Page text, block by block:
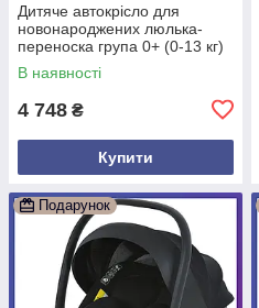
Дитяче автокрісло для
новонароджених люлька-
переноска група 0+ (0-13 кг)
El Camino ME 1110 i-FIX
Simply Gray
В наявності
4 748 ₴
Купити
Подарунок